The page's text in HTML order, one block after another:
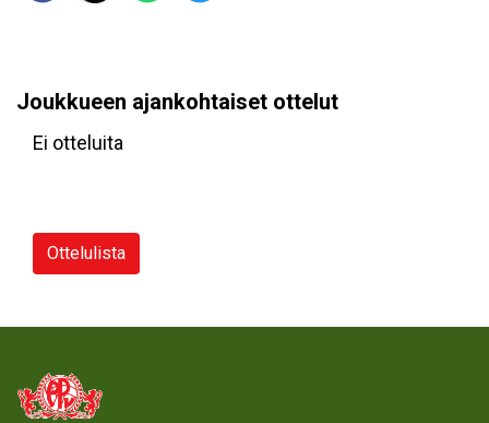
Joukkueen ajankohtaiset ottelut
Ei otteluita
Ottelulista